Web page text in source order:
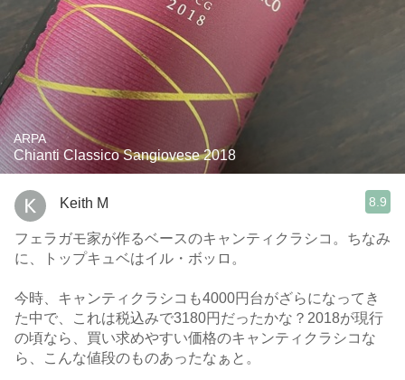
ARPA
Chianti Classico Sangiovese 2018
Keith M 8.9
フェラガモ家が作るベースのキャンティクラシコ。ちなみ
に、トップキュベはイル・ボッロ。
今時、キャンティクラシコも4000円台がざらになってき
た中で、これは税込みで3180円だったかな？2018が現行
の頃なら、買い求めやすい価格のキャンティクラシコな
ら、こんな値段のものあったなぁと。